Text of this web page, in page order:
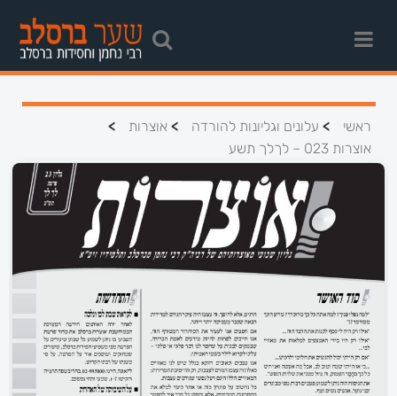
ראשי > עלונים וגליונות להורדה > אוצרות >
אוצרות 023 – לךלך תשע